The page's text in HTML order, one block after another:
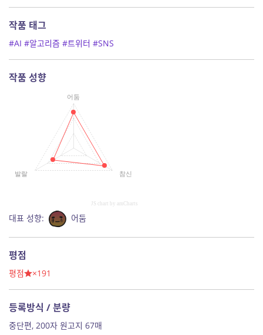
작품 태그
#AI #알고리즘 #트위터 #SNS
작품 성향
어둠
참신
발랄
JS chart by amCharts
대표 성향: 어둠
평점
평점 ×191
등록방식 / 분량
중단편, 200자 원고지 67매